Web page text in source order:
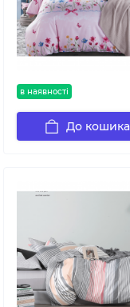
в наявності
До кошика